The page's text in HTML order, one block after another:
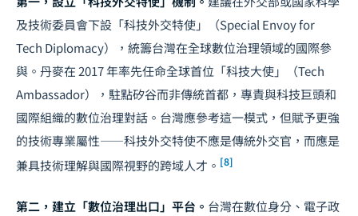
及技術委員會下設「科技外交特使」（Special Envoy for
Tech Diplomacy），統籌台灣在全球數位治理領域的國際參
與。丹麥在 2017 年率先任命全球首位「科技大使」（Tech
Ambassador），駐點矽谷而非傳統首都，專責與科技巨頭和
國際組織的數位治理對話。台灣應參考這一模式，但賦予更強
的技術專業屬性——科技外交特使不應是傳統外交官，而應是
兼具技術理解與國際視野的跨域人才。 [8]
第二，建立「數位治理出口」平台。 台灣在數位身分、電子政